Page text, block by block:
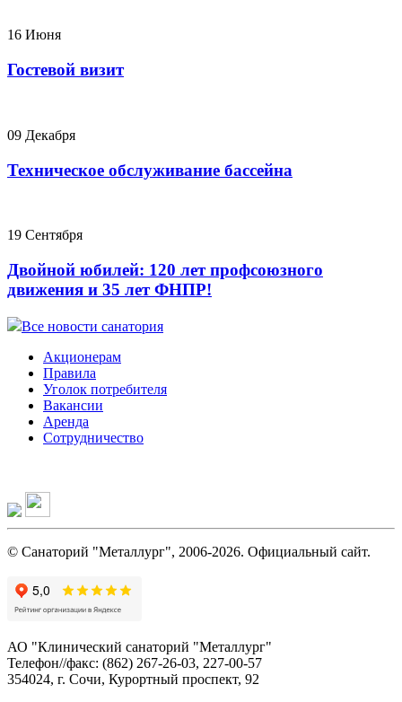
16 Июня
Гостевой визит
09 Декабря
Техническое обслуживание бассейна
19 Сентября
Двойной юбилей: 120 лет профсоюзного
движения и 35 лет ФНПР!
Все новости санатория
Акционерам
Правила
Уголок потребителя
Вакансии
Аренда
Сотрудничество
© Санаторий "Металлург", 2006-2026. Официальный сайт.
АО "Клинический санаторий "Металлург"
Телефон//факс: (862) 267-26-03, 227-00-57
354024, г. Сочи, Курортный проспект, 92